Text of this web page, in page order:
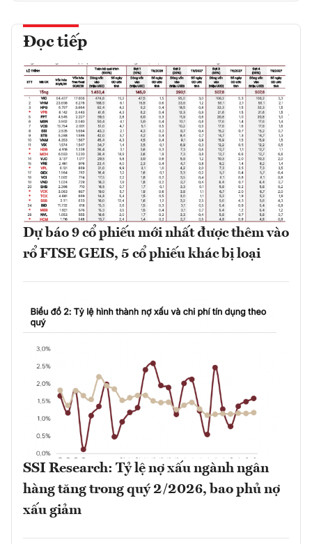
Đọc tiếp
Dự báo 9 cổ phiếu mới nhất được thêm vào
rổ FTSE GEIS, 5 cổ phiếu khác bị loại
SSI Research: Tỷ lệ nợ xấu ngành ngân
hàng tăng trong quý 2/2026, bao phủ nợ
xấu giảm